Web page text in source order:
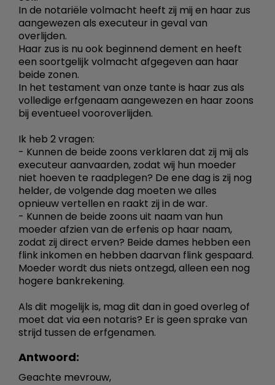
In de notariële volmacht heeft zij mij en haar zus
aangewezen als executeur in geval van
overlijden.
Haar zus is nu ook beginnend dement en heeft
een soortgelijk volmacht afgegeven aan haar
beide zonen.
In het testament van onze tante is haar zus als
volledige erfgenaam aangewezen en haar zoons
bij eventueel vooroverlijden.
Ik heb 2 vragen:
- Kunnen de beide zoons verklaren dat zij mij als
executeur aanvaarden, zodat wij hun moeder
niet hoeven te raadplegen? De ene dag is zij nog
helder, de volgende dag moeten we alles
opnieuw vertellen en raakt zij in de war.
- Kunnen de beide zoons uit naam van hun
moeder afzien van de erfenis op haar naam,
zodat zij direct erven? Beide dames hebben een
flink inkomen en hebben daarvan flink gespaard.
Moeder wordt dus niets ontzegd, alleen een nog
hogere bankrekening.
Als dit mogelijk is, mag dit dan in goed overleg of
moet dat via een notaris? Er is geen sprake van
strijd tussen de erfgenamen.
Antwoord:
Geachte mevrouw,